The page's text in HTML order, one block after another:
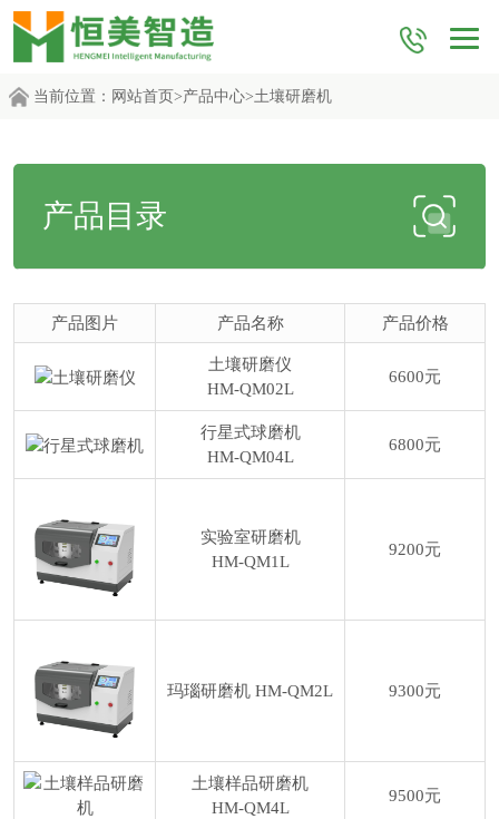
当前位置： 网站首页 >产品中心>土壤研磨机
产品目录
产品图片 产品名称 产品价格
土壤研磨仪
HM-QM02L
6600元
行星式球磨机
HM-QM04L
6800元
实验室研磨机
HM-QM1L
9200元
玛瑙研磨机 HM-QM2L 9300元
土壤样品研磨机
HM-QM4L
9500元